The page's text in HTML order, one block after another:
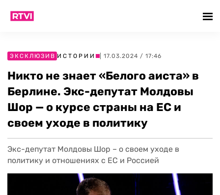
ЭКСКЛЮЗИВ ИСТОРИИ | 17.03.2024 / 17:46
Никто не знает «Белого аиста» в
Берлине. Экс-депутат Молдовы
Шор — о курсе страны на ЕС и
своем уходе в политику
Экс-депутат Молдовы Шор – о своем уходе в
политику и отношениях с ЕС и Россией